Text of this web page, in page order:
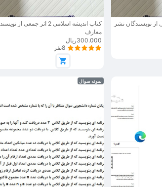
2 اثر جمعی از نویسندگان نشر
کتاب اندیشه اسلامی 2 اثر جمعی
معارف
300.000ریال
8نفر
نمونه سوال